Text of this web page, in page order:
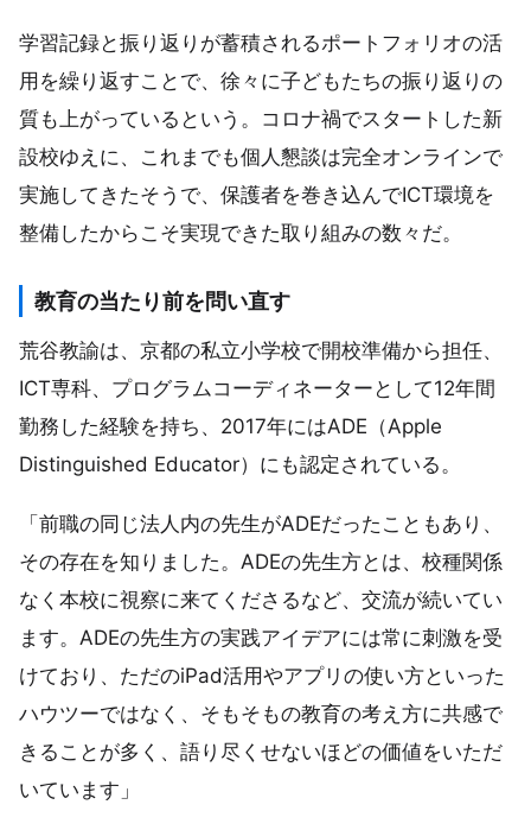
学習記録と振り返りが蓄積されるポートフォリオの活
用を繰り返すことで、徐々に子どもたちの振り返りの
質も上がっているという。コロナ禍でスタートした新
設校ゆえに、これまでも個人懇談は完全オンラインで
実施してきたそうで、保護者を巻き込んでICT環境を
整備したからこそ実現できた取り組みの数々だ。
教育の当たり前を問い直す
荒谷教諭は、京都の私立小学校で開校準備から担任、
ICT専科、プログラムコーディネーターとして12年間
勤務した経験を持ち、2017年にはADE（Apple
Distinguished Educator）にも認定されている。
「前職の同じ法人内の先生がADEだったこともあり、
その存在を知りました。ADEの先生方とは、校種関係
なく本校に視察に来てくださるなど、交流が続いてい
ます。ADEの先生方の実践アイデアには常に刺激を受
けており、ただのiPad活用やアプリの使い方といった
ハウツーではなく、そもそもの教育の考え方に共感で
きることが多く、語り尽くせないほどの価値をいただ
いています」